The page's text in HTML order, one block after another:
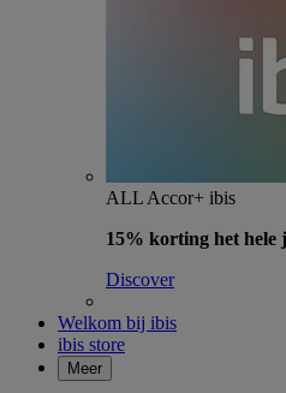
ALL Accor+ ibis
15% korting het hele
Discover
Welkom bij ibis
ibis store
Meer